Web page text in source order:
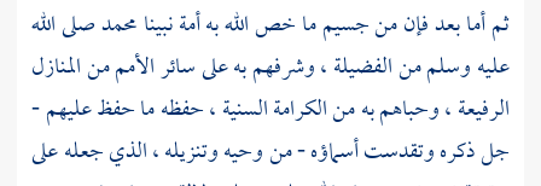
ثم أما بعد فإن من جسيم ما خص الله به أمة نبينامحمدصلى الله
عليه وسلم من الفضيلة ، وشرفهم به على سائر الأمم من المنازل
الرفيعة ، وحباهم به من الكرامة السنية ، حفظه ما حفظ عليهم -
جل ذكره وتقدست أسماؤه - من وحيه وتنزيله ، الذي جعله على